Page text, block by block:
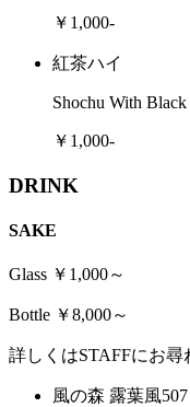
￥1,000-
紅茶ハイ
Shochu With Black
￥1,000-
DRINK
SAKE
Glass ￥1,000～
Bottle ￥8,000～
詳しくはSTAFFにお尋
風の森 露葉風507